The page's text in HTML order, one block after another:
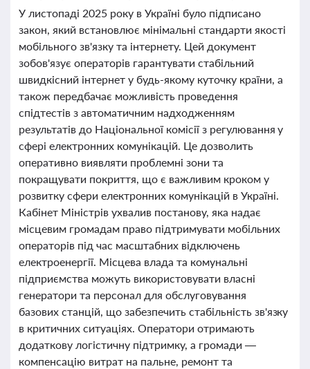
У листопаді 2025 року в Україні було підписано
закон, який встановлює мінімальні стандарти якості
мобільного зв'язку та інтернету. Цей документ
зобов'язує операторів гарантувати стабільний
швидкісний інтернет у будь-якому куточку країни, а
також передбачає можливість проведення
спідтестів з автоматичним надходженням
результатів до Національної комісії з регулювання у
сфері електронних комунікацій. Це дозволить
оперативно виявляти проблемні зони та
покращувати покриття, що є важливим кроком у
розвитку сфери електронних комунікацій в Україні.
Кабінет Міністрів ухвалив постанову, яка надає
місцевим громадам право підтримувати мобільних
операторів під час масштабних відключень
електроенергії. Місцева влада та комунальні
підприємства можуть використовувати власні
генератори та персонал для обслуговування
базових станцій, що забезпечить стабільність зв'язку
в критичних ситуаціях. Оператори отримають
додаткову логістичну підтримку, а громади —
компенсацію витрат на пальне, ремонт та